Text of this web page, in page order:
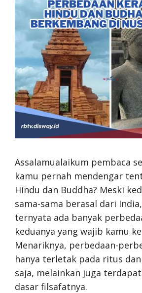
Assalamualaikum pembaca
kamu pernah mendengar
Hindu dan Buddha? Meski
sama-sama berasal dari
ternyata ada banyak
keduanya yang wajib kamu
Menariknya, perbedaan-
hanya terletak pada ritus
saja, melainkan juga
dasar filsafatnya.